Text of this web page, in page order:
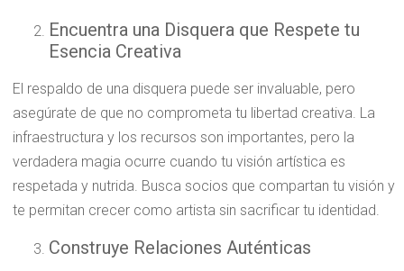
Encuentra una Disquera que Respete tu
Esencia Creativa
El respaldo de una disquera puede ser invaluable, pero
asegúrate de que no comprometa tu libertad creativa. La
infraestructura y los recursos son importantes, pero la
verdadera magia ocurre cuando tu visión artística es
respetada y nutrida. Busca socios que compartan tu visión y
te permitan crecer como artista sin sacrificar tu identidad.
Construye Relaciones Auténticas